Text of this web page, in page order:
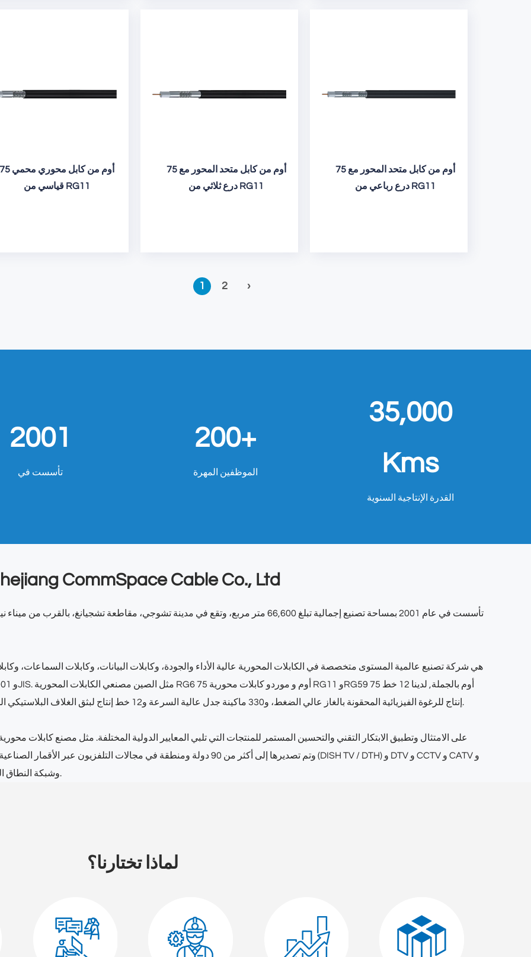
75 أوم من كابل محوري
قياسي من RG11
75 أوم من كابل متحد المحور مع
درع ثلاثي من RG11
75 أوم من كابل متحد المحور مع
درع رباعي من RG11
1 2 ›
2001
تأسست في
200+
الموظفين المهرة
35,000
Kms
القدرة الإنتاجية السنوية
CommSpace Cable Co., Ltd
ذلك. نحن مؤسسة حاصلة على شهادة ISO9001 وISO14001 وJIS. مثل الصين مصنعي الكابلات المحورية RG6 75 أوم و موردو كابلات محورية RG11 وRG59 75 أوم بالجملة
, لدينا 12 خط
إنتاج للرغوة الفيزيائية المحقونة بالغاز عالي الضغط، و330 ماكينة جدل عالية السرعة و12 خط إنتاج لبثق الغلاف البلاستيكي الحراري. وتتجاوز الطاقة الإنتاجية السنوية 350 ألف كيلومتر.
تركز CommSpace Cable على الامتثال وتطبيق الابتكار التقني والتحسين المستمر للمنتجات التي تلبي المعايير الدولية المختلفة. مثل مصنع كابلات محورية 75
MATV و IPTV و SMATV و LTE وشبكة النطاق العريض والشبكة اللاسلكية.
لماذا تختارنا؟